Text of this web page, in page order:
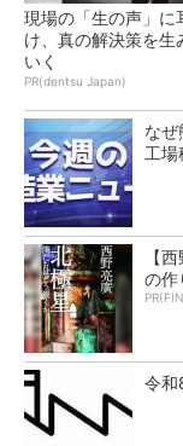
現場の「生の声」に
け、真の解決策を生
いく
PR(dentsu Japan)
な
工場
【
の作
令和